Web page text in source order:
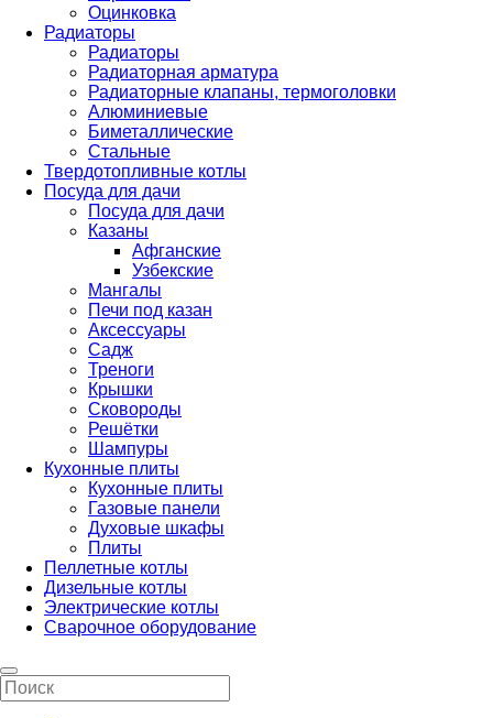
Оцинковка
Радиаторы
Радиаторы
Радиаторная арматура
Радиаторные клапаны, термоголовки
Алюминиевые
Биметаллические
Стальные
Твердотопливные котлы
Посуда для дачи
Посуда для дачи
Казаны
Афганские
Узбекские
Мангалы
Печи под казан
Аксессуары
Садж
Треноги
Крышки
Сковороды
Решётки
Шампуры
Кухонные плиты
Кухонные плиты
Газовые панели
Духовые шкафы
Плиты
Пеллетные котлы
Дизельные котлы
Электрические котлы
Сварочное оборудование